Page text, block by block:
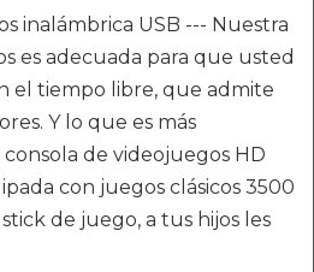
inalámbrica USB --- Nuestra
es adecuada para que usted
el tiempo libre, que admite
Y lo que es más
de videojuegos HD
con juegos clásicos 3500
de juego, a tus hijos les